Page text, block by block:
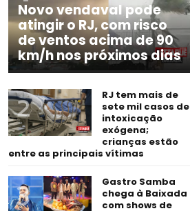
Novo vendaval pode
atingir o RJ, com risco
de ventos acima de 90
km/h nos próximos dias
RJ tem mais de
sete mil casos de
intoxicação
exógena;
crianças estão
entre as principais vítimas
Gastro Samba
chega à Baixada
com shows de